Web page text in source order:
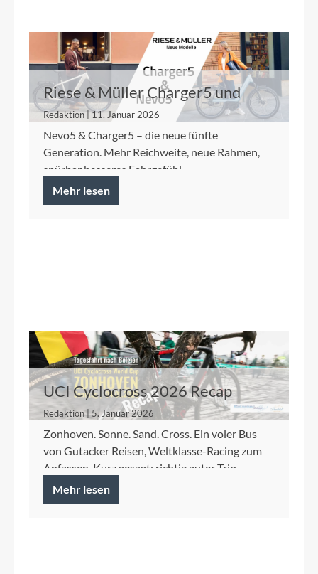
Riese & Müller Charger5 und
Nevo5
Redaktion | 11. Januar 2026
Nevo5 & Charger5 – die neue fünfte
Generation. Mehr Reichweite, neue Rahmen,
spürbar besseres Fahrgefühl.
Mehr lesen
UCI Cyclocross 2026 Recap
Redaktion | 5. Januar 2026
Zonhoven. Sonne. Sand. Cross. Ein voler Bus
von Gutacker Reisen, Weltklasse-Racing zum
Anfassen. Kurz gesagt: richtig guter Trip.
Mehr lesen